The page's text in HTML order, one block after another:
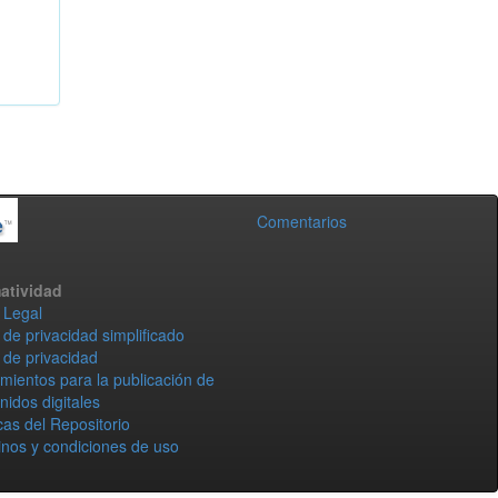
Comentarios
privacidad simplificado
privacidad
para la publicación de
digitales
del Repositorio
y condiciones de uso